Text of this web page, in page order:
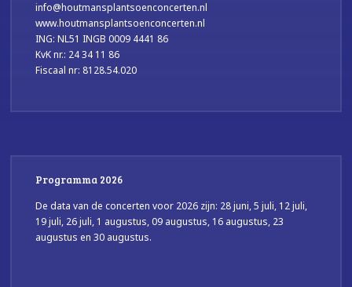
info@houtmansplantsoenconcerten.nl
www.houtmansplantsoenconcerten.nl
ING: NL51 INGB 0009 4441 86
KvK nr.: 24 34 11 86
Fiscaal nr: 8128.54.020
Programma 2026
De data van de concerten voor 2026 zijn: 28 juni, 5 juli, 12 juli,
19 juli, 26 juli, 1 augustus, 09 augustus, 16 augustus, 23
augustus en 30 augustus.